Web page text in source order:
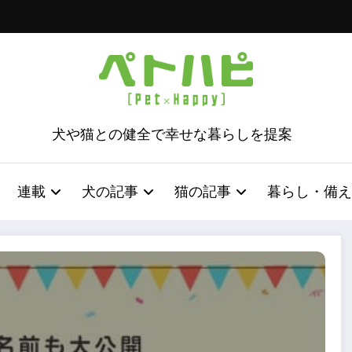
犬や猫との健全で幸せな暮らしを提案
連載 犬の記事 猫の記事 暮らし・備え